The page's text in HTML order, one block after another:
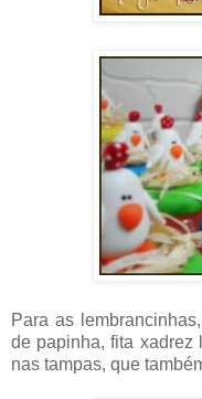
Para as
de papinha, fita xadrez
nas tampas, que